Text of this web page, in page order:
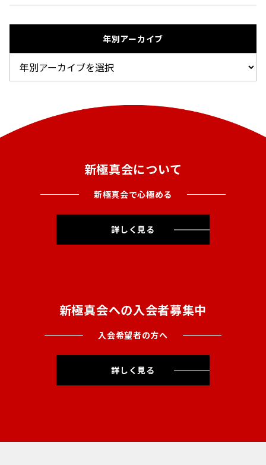
年別アーカイブ
新極真会について
新極真会で心極める
詳しく見る
新極真会への入会者募集中
入会希望者の方へ
詳しく見る